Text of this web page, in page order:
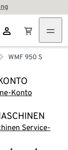
WMF 950 S
Konto
Service-